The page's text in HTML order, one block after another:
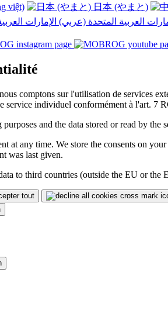
việt)
日本 (やまと)
comptons sur l'utilisation de services
service individuel conformément à l'art. 7
and the data stored or read by
at any time. We store the consents on
was last given.
to third countries (outside the EU or
tout